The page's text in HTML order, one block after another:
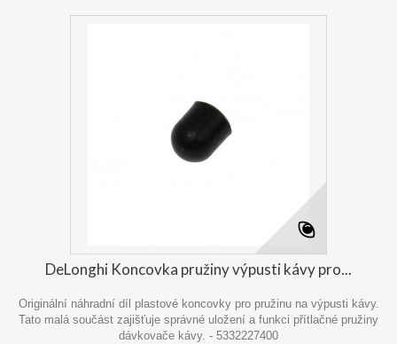
DeLonghi Koncovka pružiny výpusti kávy pro...
Originální náhradní díl plastové koncovky pro pružinu na výpusti kávy.
Tato malá součást zajišťuje správné uložení a funkci přítlačné pružiny
dávkovače kávy. - 5332227400